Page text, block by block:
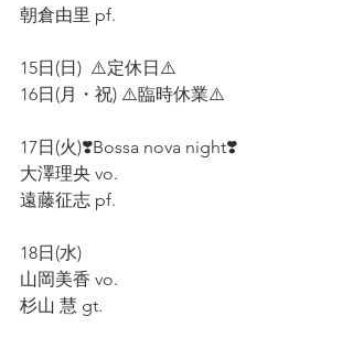
朝倉由里 pf.
15日(日)  ⚠️定休日⚠️
16日(月・祝) ⚠️臨時休業⚠️
17日(火)❣️Bossa nova night❣️
大澤理央 vo.
遠藤征志 pf.
18日(水)
山岡美香 vo.
杉山 慧 gt.